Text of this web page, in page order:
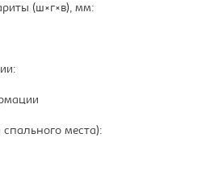
(ш×г×в), мм:
места):